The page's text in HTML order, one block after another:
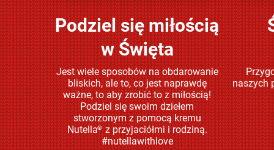
Sprawdź
Podziel się miłością
w Święta
Jest wiele sposobów na obdarowanie
bliskich, ale to, co jest naprawdę
ważne, to aby zrobić to z miłością!
Podziel się swoim dziełem
stworzonym z pomocą kremu
Nutella®z przyjaciółmi i rodziną.
#nutellawithlove
naszych